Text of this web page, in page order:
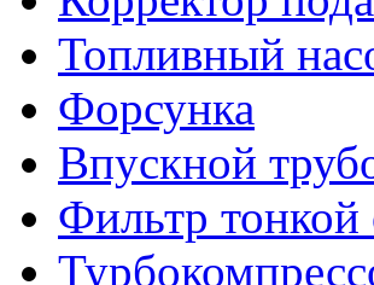
Топливный
Форсунка
Впускной
Фильтр тонкой